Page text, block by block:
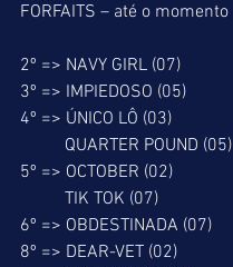
FORFAITS – até o momento
2º => NAVY GIRL (07)
3º => IMPIEDOSO (05)
4º => ÚNICO LÔ (03)
          QUARTER POUND (05)
5º => OCTOBER (02)
TIK TOK (07)
6º => OBDESTINADA (07)
8º => DEAR-VET (02)